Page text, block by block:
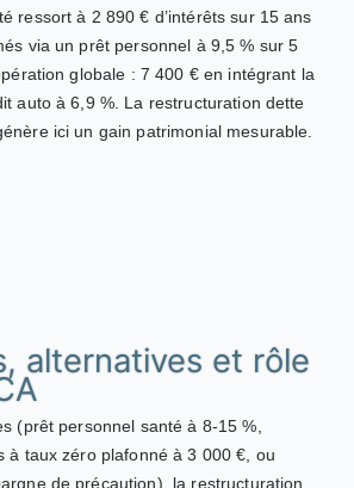
ressort à 2 890 € d’intérêts sur 15 ans
via un prêt personnel à 9,5 % sur 5
globale : 7 400 € en intégrant la
auto à 6,9 %. La restructuration dette
ici un gain patrimonial mesurable.
alternatives et rôle
(prêt personnel santé à 8-15 %,
à taux zéro plafonné à 3 000 €, ou
de précaution), la restructuration